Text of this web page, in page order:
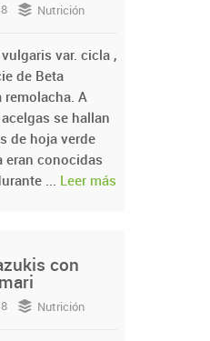
Nutrición
var. cicla ,
de Beta
A
se hallan
de hoja verde
eran conocidas
... Leer más
con
Nutrición